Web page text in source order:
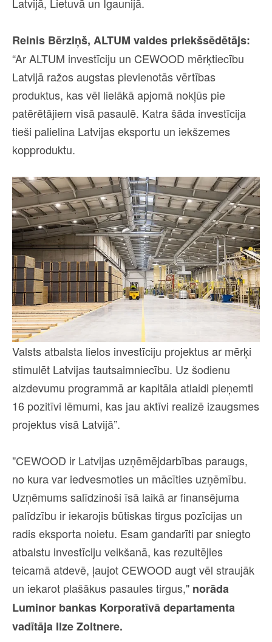
Reinis Bērziņš, ALTUM valdes priekšsēdētājs:
“Ar ALTUM investīciju un CEWOOD mērķtiecību
Latvijā ražos augstas pievienotās vērtības
produktus, kas vēl lielākā apjomā nokļūs pie
patērētājiem visā pasaulē. Katra šāda investīcija
tieši palielina Latvijas eksportu un iekšzemes
kopproduktu.
Valsts atbalsta lielos investīciju projektus ar mērķi
stimulēt Latvijas tautsaimniecību. Uz šodienu
aizdevumu programmā ar kapitāla atlaidi pieņemti
16 pozitīvi lēmumi, kas jau aktīvi realizē izaugsmes
projektus visā Latvijā”.
"CEWOOD ir Latvijas uzņēmējdarbības paraugs,
no kura var iedvesmoties un mācīties uzņēmību.
Uzņēmums salīdzinoši īsā laikā ar finansējuma
palīdzību ir iekarojis būtiskas tirgus pozīcijas un
radis eksporta noietu. Esam gandarīti par sniegto
atbalstu investīciju veikšanā, kas rezultējies
teicamā atdevē, ļaujot CEWOOD augt vēl straujāk
un iekarot plašākus pasaules tirgus," norāda
Luminor bankas Korporatīvā departamenta
vadītāja Ilze Zoltnere.